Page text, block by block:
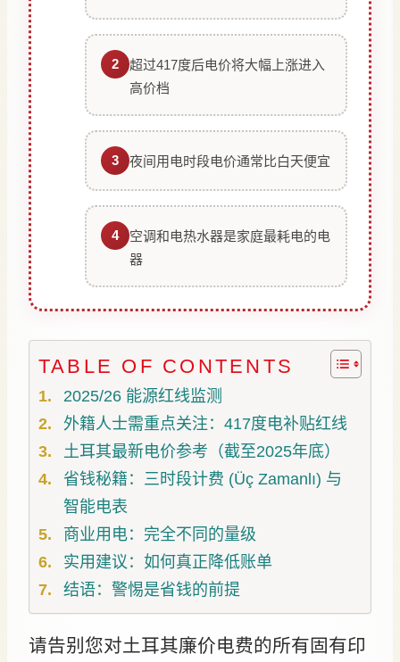
2
超过417度后电价将大幅上涨进入
高价档
3 夜间用电时段电价通常比白天便宜
4
空调和电热水器是家庭最耗电的电
器
TABLE OF CONTENTS
2025/26 能源红线监测
外籍人士需重点关注：417度电补贴红线
土耳其最新电价参考（截至2025年底）
省钱秘籍：三时段计费 (Üç Zamanlı) 与
智能电表
商业用电：完全不同的量级
实用建议：如何真正降低账单
结语：警惕是省钱的前提
请告别您对土耳其廉价电费的所有固有印